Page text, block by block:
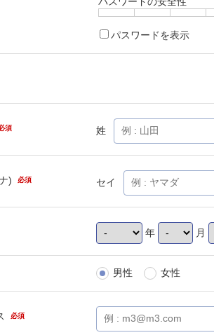
パスワードを表示
須 姓
) 必須 セイ
年 月
男性 女性
必須